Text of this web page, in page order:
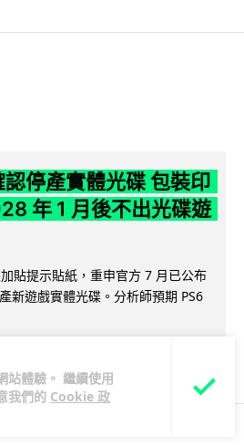
站體驗。 繼續使用
我們的 Cookie 政
停產實體光碟 包裝印
年 1 月後不出光碟遊
貼提示貼紙，重申官方 7 月已公布
新遊戲實體光碟。分析師預期 PS6